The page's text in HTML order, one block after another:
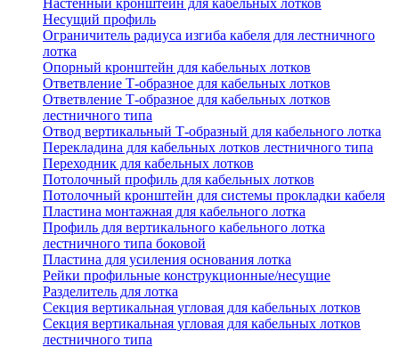
Настенный кронштейн для кабельных лотков
Несущий профиль
Ограничитель радиуса изгиба кабеля для лестничного
лотка
Опорный кронштейн для кабельных лотков
Ответвление Т-образное для кабельных лотков
Ответвление Т-образное для кабельных лотков
лестничного типа
Отвод вертикальный Т-образный для кабельного лотка
Перекладина для кабельных лотков лестничного типа
Переходник для кабельных лотков
Потолочный профиль для кабельных лотков
Потолочный кронштейн для системы прокладки кабеля
Пластина монтажная для кабельного лотка
Профиль для вертикального кабельного лотка
лестничного типа боковой
Пластина для усиления основания лотка
Рейки профильные конструкционные/несущие
Разделитель для лотка
Секция вертикальная угловая для кабельных лотков
Секция вертикальная угловая для кабельных лотков
лестничного типа